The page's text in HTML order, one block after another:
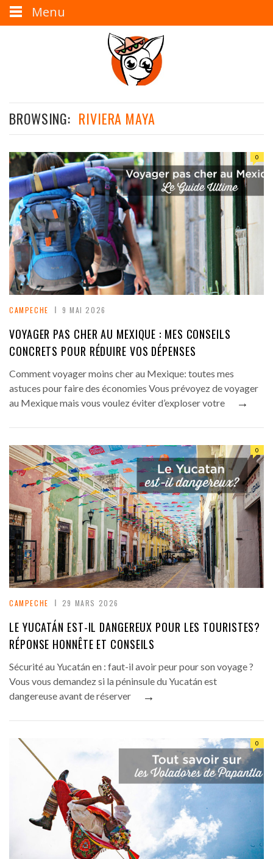
BROWSING: RIVIERA MAYA
0
CAMPECHE 9 MAI 2026
VOYAGER PAS CHER AU MEXIQUE : MES CONSEILS
CONCRETS POUR RÉDUIRE VOS DÉPENSES
Comment voyager moins cher au Mexique: toutes mes
astuces pour faire des économies Vous prévoyez de voyager
au Mexique mais vous voulez éviter d’exploser votre
→
0
CAMPECHE 29 MARS 2026
LE YUCATÁN EST-IL DANGEREUX POUR LES TOURISTES?
RÉPONSE HONNÊTE ET CONSEILS
Sécurité au Yucatán en : faut-il avoir peur pour son voyage ?
Vous vous demandez si la péninsule du Yucatán est
dangereuse avant de réserver
→
0
Menu